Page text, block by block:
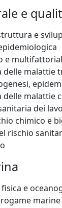
e
e
e
delle malattie
delle malattie
dei
chimico e
rischio
e
marine